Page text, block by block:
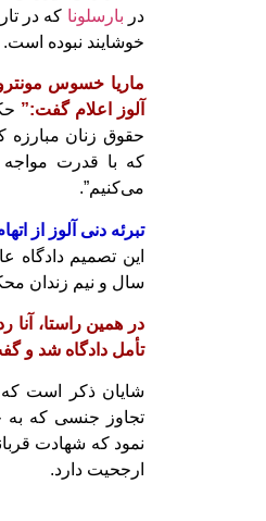
در بارسلونا
خوشایند نبوده است.
ماریا خسوس
آلوز اعلام گفت:”
حقوق زنان
که با قدرت
می‌کنیم”.
تبرئه دنی آلوز از
این تصمیم دادگاه
سال و نیم زندان
در همین راستا، آنا
تأمل دادگاه شد و
شایان ذکر است که
تجاوز جنسی که به
نمود که شهادت
ارجحیت دارد.